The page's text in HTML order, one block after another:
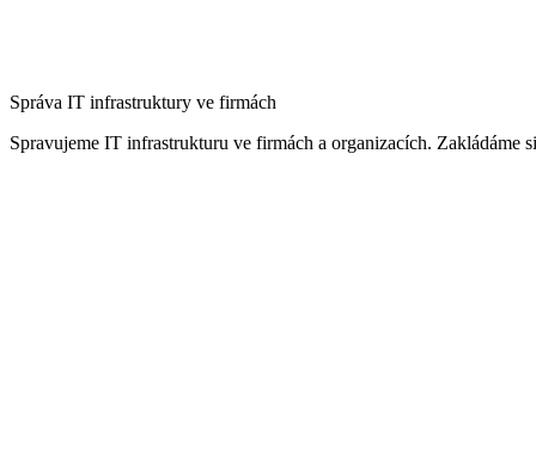
Správa IT infrastruktury ve firmách
Spravujeme IT infrastrukturu ve firmách a organizacích. Zakládáme